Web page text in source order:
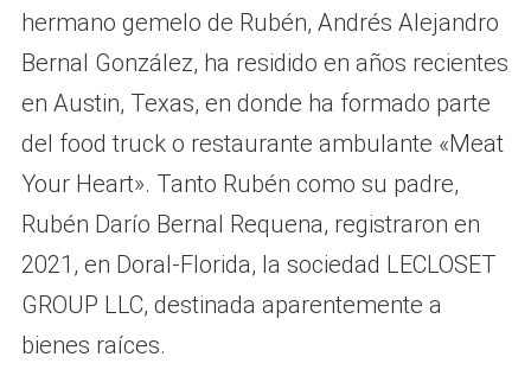
hermano gemelo de Rubén, Andrés Alejandro
Bernal González, ha residido en años recientes
en Austin, Texas, en donde ha formado parte
del food truck o restaurante ambulante «Meat
Your Heart». Tanto Rubén como su padre,
Rubén Darío Bernal Requena, registraron en
2021, en Doral-Florida, la sociedad LECLOSET
GROUP LLC, destinada aparentemente a
bienes raíces.